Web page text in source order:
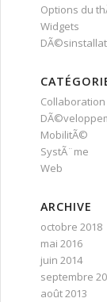
Options du
Widgets
Collaboration
MobilitÃ©
SystÃ¨me
Web
ARCHIVE
octobre 2018
mai 2016
juin 2014
septembre
août 2013